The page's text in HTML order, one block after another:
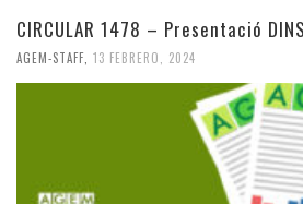
CIRCULAR 1478 – Presentació
AGEM-STAFF 13 FEBRERO, 2024